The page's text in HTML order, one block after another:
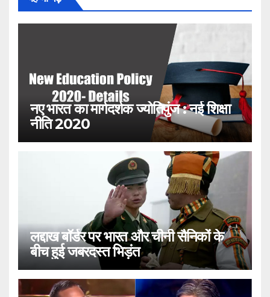
नए भारत का मार्गदर्शक ज्योतिपुंज : नई शिक्षा
नीति 2020
लद्दाख बॉर्डर पर भारत और चीनी सैनिकों के
बीच हुई जबरदस्त भिड़ंत